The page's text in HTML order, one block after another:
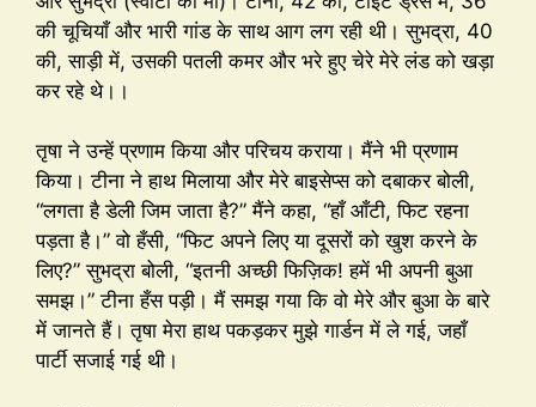
की चूचियाँ और भारी गांड के साथ आग लग रही थी। सुभद्रा, 40
की, साड़ी में, उसकी पतली कमर और भरे हुए चेरे मेरे लंड को खड़ा
कर रहे थे।।
तृषा ने उन्हें प्रणाम किया और परिचय कराया। मैंने भी प्रणाम
किया। टीना ने हाथ मिलाया और मेरे बाइसेप्स को दबाकर बोली,
“लगता है डेली जिम जाता है?” मैंने कहा, “हाँ आँटी, फिट रहना
पड़ता है।” वो हँसी, “फिट अपने लिए या दूसरों को खुश करने के
लिए?” सुभद्रा बोली, “इतनी अच्छी फिज़िक! हमें भी अपनी बुआ
समझ।” टीना हँस पड़ी। मैं समझ गया कि वो मेरे और बुआ के बारे
में जानते हैं। तृषा मेरा हाथ पकड़कर मुझे गार्डन में ले गई, जहाँ
पार्टी सजाई गई थी।